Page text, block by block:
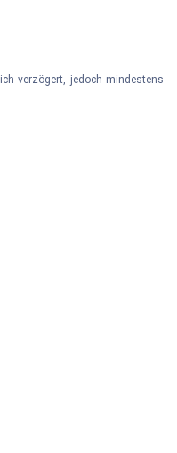
verzögert, jedoch mindestens